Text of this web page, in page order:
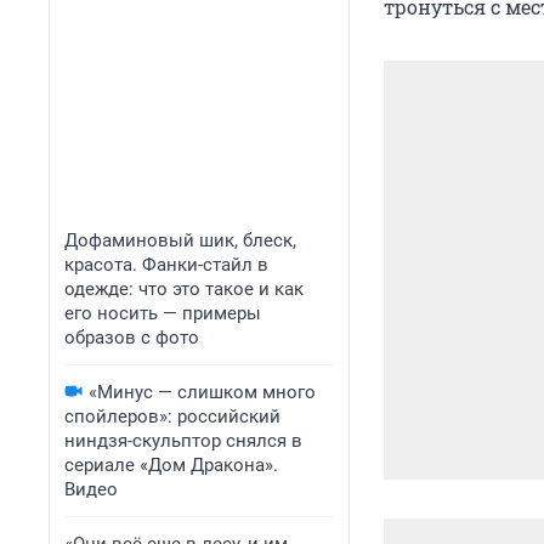
Дофаминовый шик, блеск,
красота. Фанки-стайл в
одежде: что это такое и как
его носить — примеры
образов с фото
«Минус — слишком много
спойлеров»: российский
ниндзя-скульптор снялся в
сериале «Дом Дракона».
Видео
тронуться с